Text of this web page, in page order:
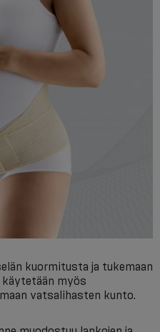
kuormitusta ja tukemaan
käytetään myös
vatsalihasten kunto.